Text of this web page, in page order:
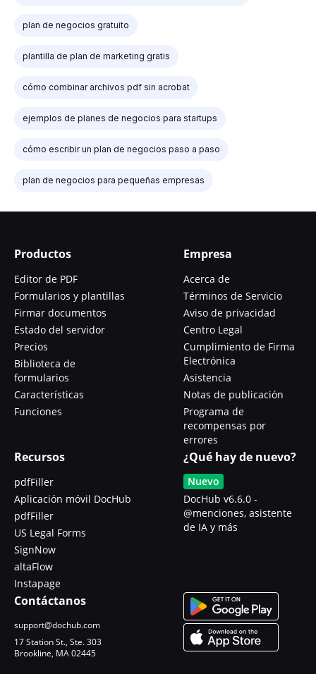
plan de negocios gratuito
plantilla de plan de marketing gratis
cómo combinar archivos pdf sin acrobat
ejemplos de planes de negocios para startups
cómo escribir un plan de negocios paso a paso
plan de negocios para pequeñas empresas
Productos
Editor de PDF
Formularios y plantillas
Firmar documentos
Estado del servidor
Precios
Biblioteca de
formularios
Características
Funciones
Empresa
Acerca de
Términos de Servicio
Aviso de privacidad
Centro Legal
Cumplimiento de Firma
Electrónica
Asistencia
Notas de publicación
Programa de
recompensas por
errores
Recursos
pdfFiller
Aplicación móvil DocHub
pdfFiller
US Legal Forms
SignNow
altaFlow
Instapage
¿Qué hay de nuevo?
Nuevo
DocHub v6.6.0 -
@menciones, asistente
de IA y más
Contáctanos
support@dochub.com
17 Station St., Ste. 303
Brookline, MA 02445